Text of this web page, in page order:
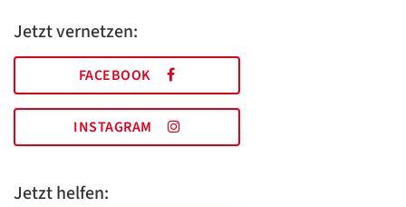
Jetzt vernetzen:
FACEBOOK
INSTAGRAM
Jetzt helfen: